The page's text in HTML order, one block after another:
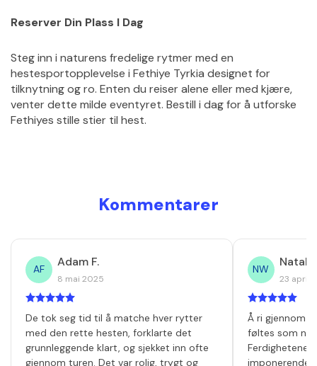
Reserver Din Plass I Dag
Steg inn i naturens fredelige rytmer med en
hestesportopplevelse i Fethiye Tyrkia designet for
tilknytning og ro. Enten du reiser alene eller med kjære,
venter dette milde eventyret. Bestill i dag for å utforske
Fethiyes stille stier til hest.
Kommentarer
AF Adam F.
8 mai 2025
De tok seg tid til å matche hver rytter
med den rette hesten, forklarte det
grunnleggende klart, og sjekket inn ofte
gjennom turen. Det var rolig, trygt og
NW
23 april
Å ri gjennom
føltes som
Ferdighetene
imponerende,